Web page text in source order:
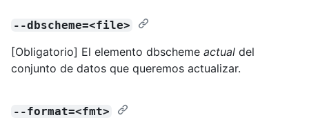
--dbscheme=<file>
[Obligatorio] El elemento dbscheme actual del
conjunto de datos que queremos actualizar.
--format=<fmt>